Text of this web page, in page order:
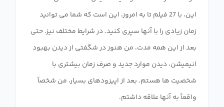
این، با 27 فیلم تا به امروز، این است که شما می توانید
زمان زیادی را با آنها سپری کنید. در شرایط مختلف نیز. حتی
بعد از این همه مدت، من هنوز در شگفتی از دیدن بهبود
انیمیشن، دیدن موارد جدید و صرف زمان بیشتری با
شخصیت ها هستم. بعد از اپیزودهای بسیار، من شخصاً